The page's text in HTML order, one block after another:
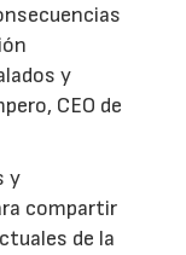
y
CEO de
y
compartir
de la